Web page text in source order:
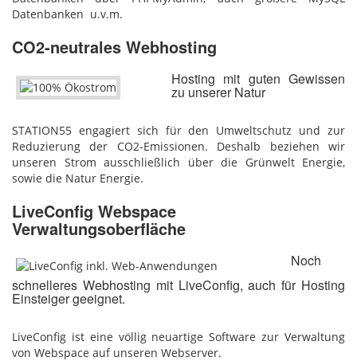
Datenbanken u.v.m.
CO2-neutrales Webhosting
Hosting mit guten Gewissen
zu unserer Natur
STATION55 engagiert sich für den Umweltschutz und zur
Reduzierung der CO2-Emissionen. Deshalb beziehen wir
unseren Strom ausschließlich über die Grünwelt Energie,
sowie die Natur Energie.
LiveConfig Webspace
Verwaltungsoberfläche
Noch
schnelleres Webhosting mit LiveConfig, auch für Hosting
Einsteiger geeignet.
LiveConfig ist eine völlig neuartige Software zur Verwaltung
von Webspace auf unseren Webserver.